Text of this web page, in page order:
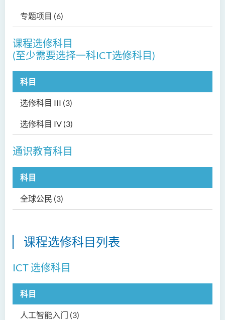
专题项目 (6)
课程选修科目
(至少需要选择一科ICT选修科目)
科目
选修科目 III (3)
选修科目 IV (3)
通识教育科目
科目
全球公民 (3)
课程选修科目列表
ICT 选修科目
科目
人工智能入门 (3)